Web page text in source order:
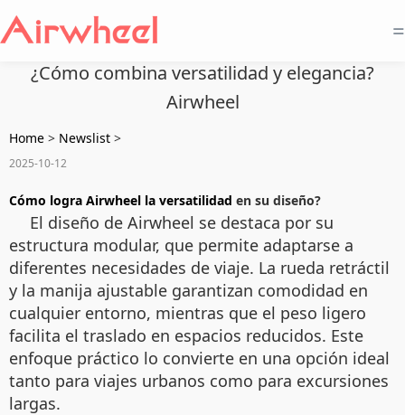
=
¿Cómo combina versatilidad y elegancia?
Airwheel
Home > Newslist >
2025-10-12
Cómo logra Airwheel la versatilidad en su diseño?
El diseño de Airwheel se destaca por su
estructura modular, que permite adaptarse a
diferentes necesidades de viaje. La rueda retráctil
y la manija ajustable garantizan comodidad en
cualquier entorno, mientras que el peso ligero
facilita el traslado en espacios reducidos. Este
enfoque práctico lo convierte en una opción ideal
tanto para viajes urbanos como para excursiones
largas.